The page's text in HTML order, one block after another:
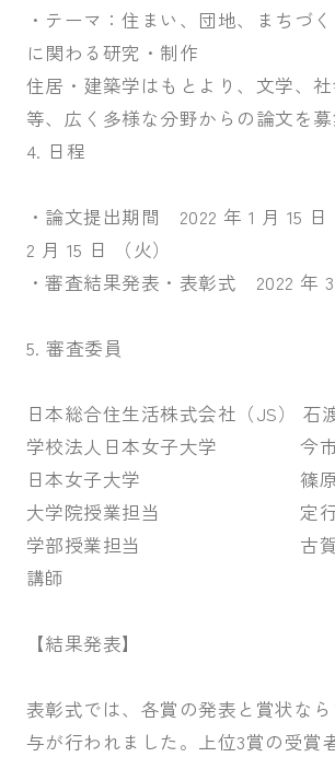
・テーマ：住まい、団地、まちづ
に関わる研究・制作
住居・建築学はもとより、文学、
等、広く多様な分野からの論文を募
4. 日程
・論文提出期間 2022 年 1 月 15 日
2 月 15 日 （火）
・審査結果発表・表彰式 2022 年 3
5. 審査委員
日本総合住生活株式会社（JS） 石
学校法人日本女子大学 今市
日本女子大学 篠原 聡
大学院授業担当 定行 ま
学部授業担当 古賀 繭
講師
【結果発表】
表彰式では、各賞の発表と賞状な
与が行われました。上位3賞の受賞